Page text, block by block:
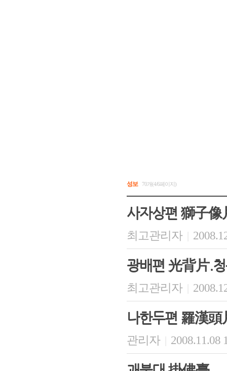
성보 70개(4/6페이지)
사자상편 獅子像
최고관리자
광배편 光背片.
최고관리자
나한두편 羅漢頭
관리자 2008.11.08